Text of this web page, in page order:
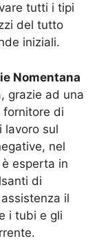
tutti i tipi
del tutto
iniziali.
Nomentana
grazie ad una
fornitore di
lavoro sul
nel
esperta in
di
il
i tubi e gli